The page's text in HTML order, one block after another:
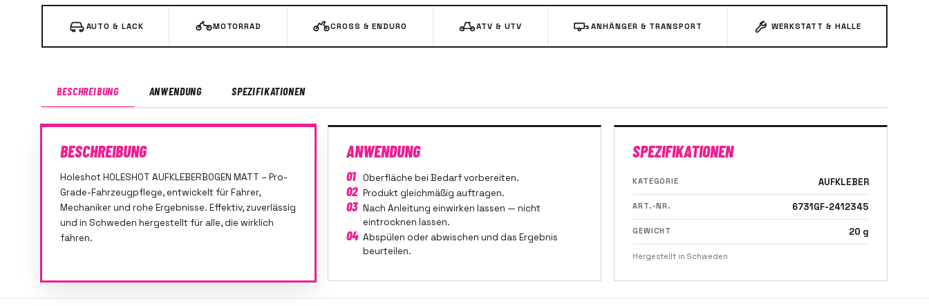
AUTO & LACK MOTORRAD CROSS & ENDURO ATV & UTV ANHÄNGER & TRANSPORT WERKSTATT & HALLE
BESCHREIBUNG ANWENDUNG SPEZIFIKATIONEN
BESCHREIBUNG
Holeshot HOLESHOT AUFKLEBERBOGEN MATT – Pro-
Grade-Fahrzeugpflege, entwickelt für Fahrer,
Mechaniker und rohe Ergebnisse. Effektiv, zuverlässig
und in Schweden hergestellt für alle, die wirklich
fahren.
ANWENDUNG
01 Oberfläche bei Bedarf vorbereiten.
02 Produkt gleichmäßig auftragen.
03 Nach Anleitung einwirken lassen — nicht
eintrocknen lassen.
04 Abspülen oder abwischen und das Ergebnis
beurteilen.
SPEZIFIKATIONEN
KATEGORIE AUFKLEBER
ART.-NR. 6731GF-2412345
GEWICHT 20 g
Hergestellt in Schweden